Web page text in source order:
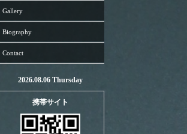
Gallery
Biography
Contact
2026.08.06 Thursday
携帯サイト